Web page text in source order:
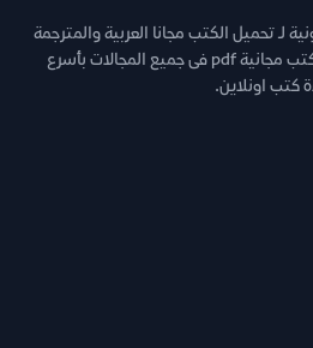
لـ تحميل الكتب مجانا العربية والمترجمة
والروايات والقصص وغيرها من كتب مجانية pdf فى جميع المجالات بأسرع
كتب اونلاين.